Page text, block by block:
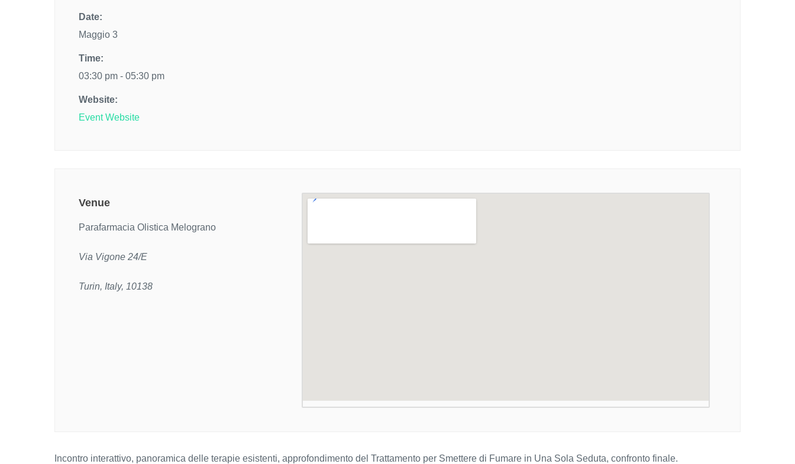
Date:
Maggio 3
Time:
03:30 pm - 05:30 pm
Website:
Event Website
Venue
Parafarmacia Olistica Melograno
Via Vigone 24/E
Turin, Italy, 10138
Incontro interattivo, panoramica delle terapie esistenti, approfondimento del Trattamento per Smettere di Fumare in Una Sola Seduta, confronto finale.